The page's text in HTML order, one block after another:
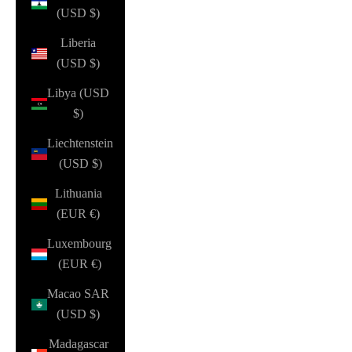
(USD $)
Liberia
(USD $)
Libya (USD
$)
Liechtenstein
(USD $)
Lithuania
(EUR €)
Luxembourg
(EUR €)
Macao SAR
(USD $)
Madagascar